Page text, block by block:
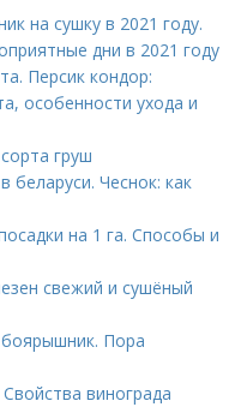
на сушку в 2021 году.
дни в 2021 году
Персик кондор:
особенности ухода и
груш
беларуси. Чеснок: как
на 1 га. Способы и
свежий и сушёный
Пора
винограда